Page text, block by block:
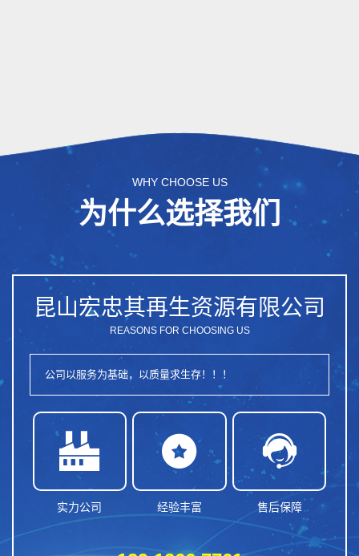
WHY CHOOSE US
为什么选择我们
昆山宏忠其再生资源有限公司
REASONS FOR CHOOSING US
公司以服务为基础，以质量求生存！！！

实力公司

经验丰富

售后保障